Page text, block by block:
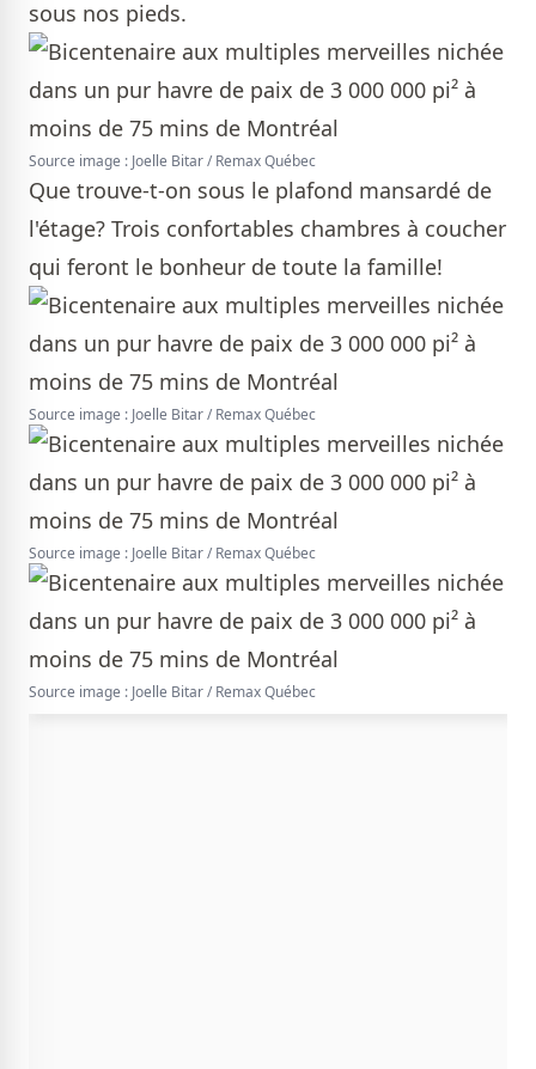
sous nos pieds.
Source image : Joelle Bitar / Remax Québec
Que trouve-t-on sous le plafond mansardé de
l'étage? Trois confortables chambres à coucher
qui feront le bonheur de toute la famille!
Source image : Joelle Bitar / Remax Québec
Source image : Joelle Bitar / Remax Québec
Source image : Joelle Bitar / Remax Québec